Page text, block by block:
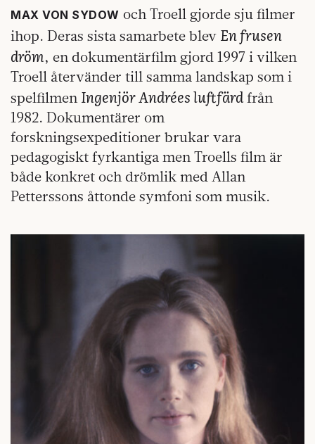
MAX VON SYDOW och Troell gjorde sju filmer
ihop. Deras sista samarbete blev En frusen
dröm, en dokumentärfilm gjord 1997 i vilken
Troell återvänder till samma landskap som i
spelfilmen Ingenjör Andrées luftfärdfrån
1982. Dokumentärer om
forskningsexpeditioner brukar vara
pedagogiskt fyrkantiga men Troells film är
både konkret och drömlik med Allan
Petterssons åttonde symfoni som musik.